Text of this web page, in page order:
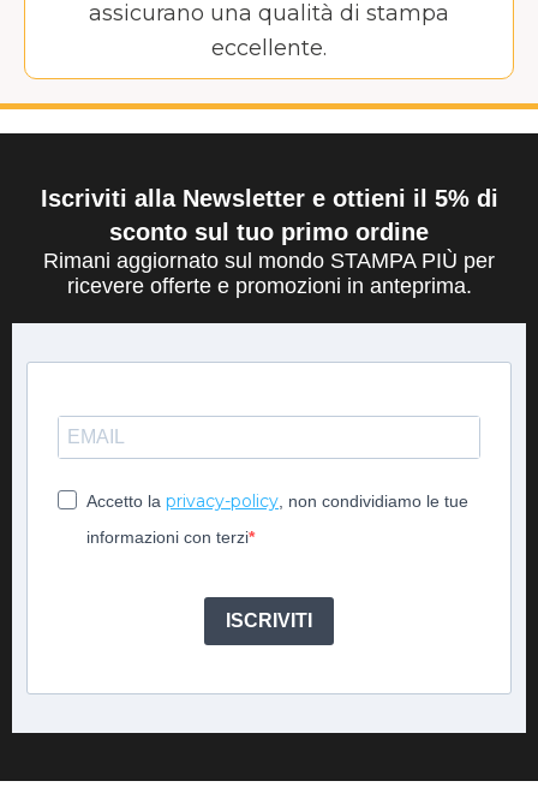
assicurano una qualità di stampa
eccellente.
Iscriviti alla Newsletter e ottieni il 5% di
sconto sul tuo primo ordine
Rimani aggiornato sul mondo STAMPA PIÙ per
ricevere offerte e promozioni in anteprima.
Accetto la privacy-policy , non condividiamo le tue
informazioni con terzi
ISCRIVITI